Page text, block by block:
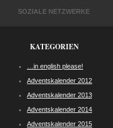
SOZIALE NETZWERKE
KATEGORIEN
…in english please!
Adventskalender 2012
Adventskalender 2013
Adventskalender 2014
Adventskalender 2015